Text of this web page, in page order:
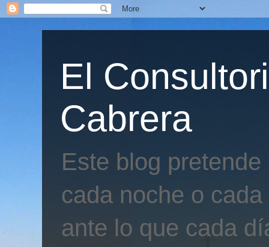
El
Cabrera
Este blog
cada noche o
ante lo que cada